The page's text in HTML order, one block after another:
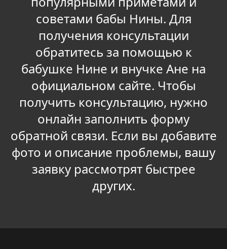
советами бабы Нины. Для
получения консультации
обратитесь за помощью к
бабушке Нине и внучке Ане на
официальном сайте. Чтобы
получить консультацию, нужно
онлайн заполнить форму
обратной связи. Если вы добавите
фото и описание проблемы, вашу
заявку рассмотрят быстрее
других.